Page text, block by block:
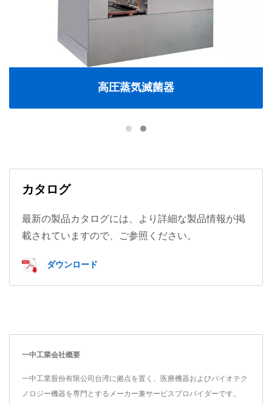
高圧蒸気滅菌器
カタログ
最新の製品カタログには、より詳細な製品情報が掲
載されていますので、ご参照ください。
ダウンロード
一中工業会社概要
一中工業股份有限公司台湾に拠点を置く、医療機器およびバイオテク
ノロジー機器を専門とするメーカー兼サービスプロバイダーです。